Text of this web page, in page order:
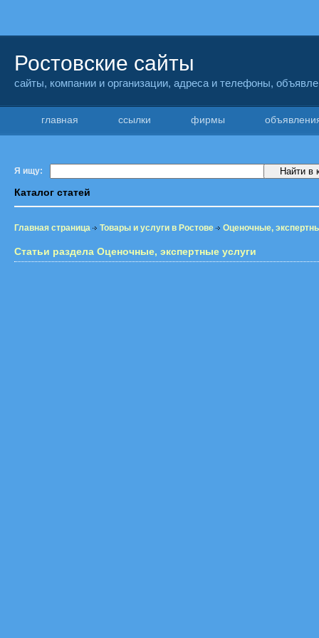
Ростовские сайты
сайты, компании и организации, адреса и телефоны,
главная ссылки фирмы
Я ищу:
Каталог статей
Главная страница Товары и услуги в Ростове Оценочные,
Статьи раздела Оценочные, экспертные услуги